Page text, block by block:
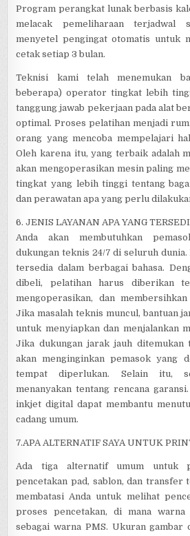
Program perangkat lunak berbasis
melacak pemeliharaan terjadwal
menyetel pengingat otomatis untuk
cetak setiap 3 bulan.
Teknisi kami telah menemukan
beberapa) operator tingkat lebih
tanggung jawab pekerjaan pada alat
optimal. Proses pelatihan menjadi
orang yang mencoba mempelajari
Oleh karena itu, yang terbaik adalah
akan mengoperasikan mesin paling
tingkat yang lebih tinggi tentang
dan perawatan apa yang perlu
6. JENIS LAYANAN APA YANG
Anda akan membutuhkan
dukungan teknis 24/7 di seluruh
tersedia dalam berbagai bahasa.
dibeli, pelatihan harus diberikan
mengoperasikan, dan
Jika masalah teknis muncul, bantuan
untuk menyiapkan dan menjalankan
Jika dukungan jarak jauh ditemukan
akan menginginkan pemasok yang
tempat diperlukan. Selain itu,
menanyakan tentang rencana
inkjet digital dapat membantu
cadang umum.
7.APA ALTERNATIF SAYA UNTUK
Ada tiga alternatif umum untuk
pencetakan pad, sablon, dan transfer
membatasi Anda untuk melihat
proses pencetakan, di mana warna
sebagai warna PMS. Ukuran gambar